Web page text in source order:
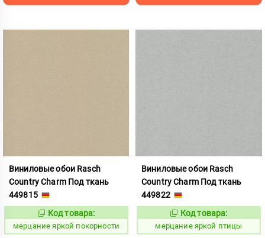
Виниловые обои Rasch
Country Charm Под ткань
449815
975822
Код товара:
мерцание яркой покорности
Виниловые обои Rasch
Country Charm Под ткань
449822
975823
Код товара:
мерцание яркой птицы